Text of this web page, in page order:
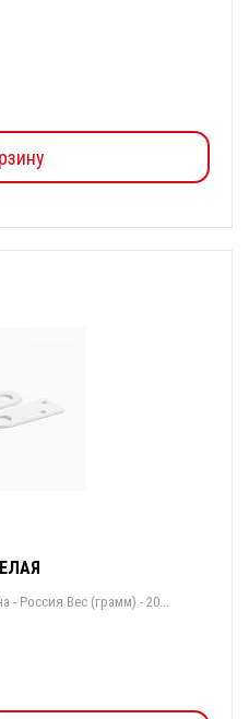
- Россия Вес (грамм) - 20...